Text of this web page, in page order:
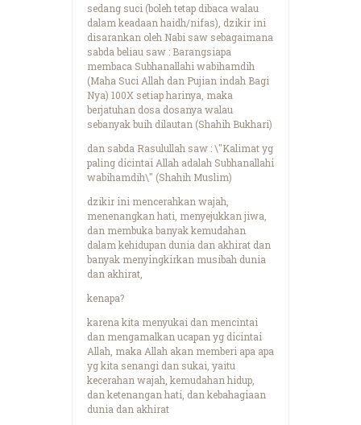
sedang suci (boleh tetap dibaca walau
dalam keadaan haidh/nifas), dzikir ini
disarankan oleh Nabi saw sebagaimana
sabda beliau saw : Barangsiapa
membaca Subhanallahi wabihamdih
(Maha Suci Allah dan Pujian indah Bagi
Nya) 100X setiap harinya, maka
berjatuhan dosa dosanya walau
sebanyak buih dilautan (Shahih Bukhari)
dan sabda Rasulullah saw : \"Kalimat yg
paling dicintai Allah adalah Subhanallahi
wabihamdih\" (Shahih Muslim)
dzikir ini mencerahkan wajah,
menenangkan hati, menyejukkan jiwa,
dan membuka banyak kemudahan
dalam kehidupan dunia dan akhirat dan
banyak menyingkirkan musibah dunia
dan akhirat,
kenapa?
karena kita menyukai dan mencintai
dan mengamalkan ucapan yg dicintai
Allah, maka Allah akan memberi apa apa
yg kita senangi dan sukai, yaitu
kecerahan wajah, kemudahan hidup,
dan ketenangan hati, dan kebahagiaan
dunia dan akhirat